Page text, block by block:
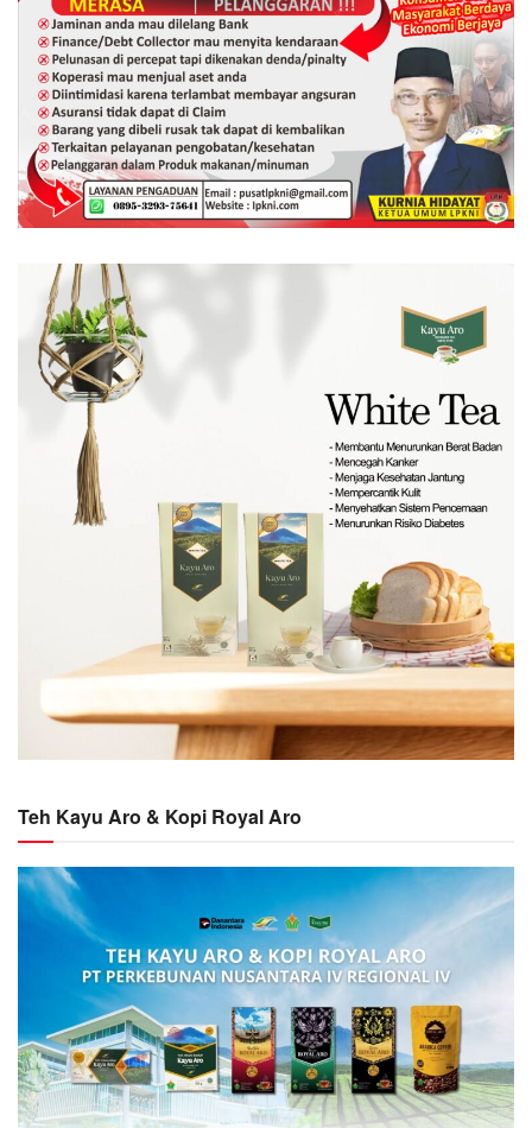
Teh Kayu Aro & Kopi Royal Aro